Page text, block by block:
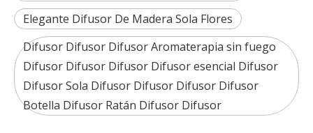
Elegante Difusor De Madera Sola Flores
Difusor Difusor Difusor Aromaterapia sin fuego
Difusor Difusor Difusor Difusor esencial Difusor
Difusor Sola Difusor Difusor Difusor Difusor
Botella Difusor Ratán Difusor Difusor